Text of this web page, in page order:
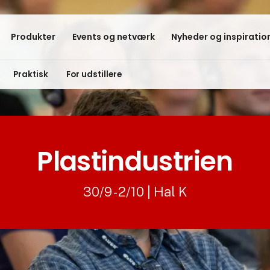
Produkter Events og netværk Nyheder og
Praktisk For udstillere
Plastindustrien
30/9 - 2/10 | Hal K